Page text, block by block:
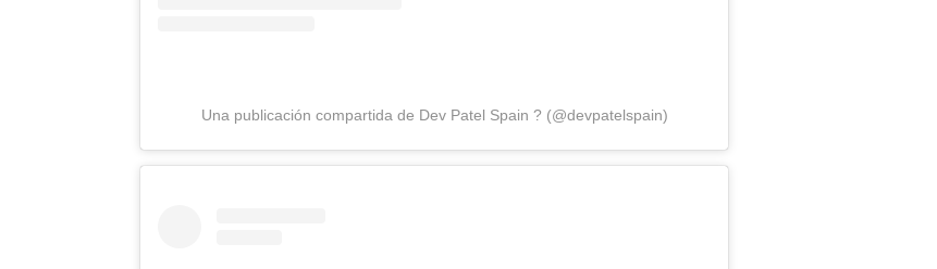
Una publicación compartida de Dev Patel Spain ? (@devpatelspain)